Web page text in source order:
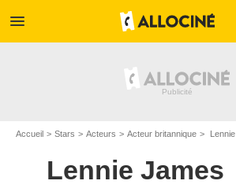
menu
Accueil Stars Acteurs Acteur britannique
Lennie James